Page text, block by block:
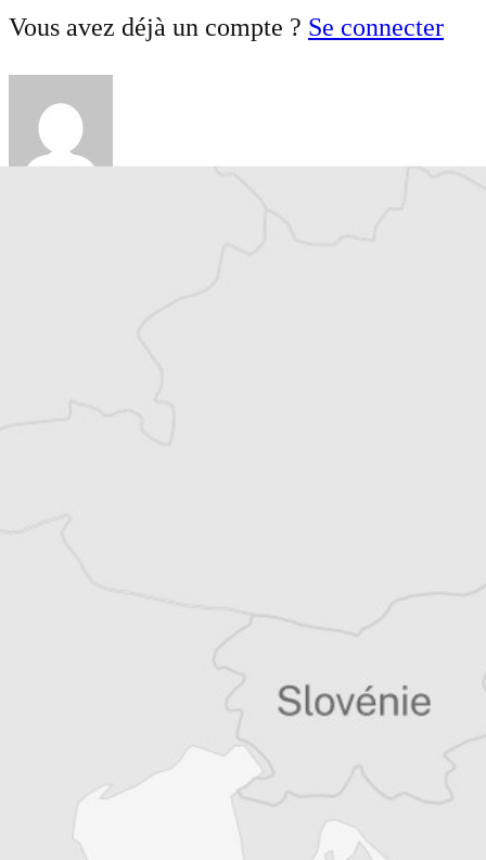
Vous avez déjà un compte ? Se connecter